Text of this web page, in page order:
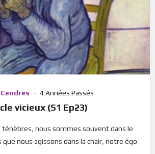
4 Années Passés
vicieux (S1 Ep23)
ténèbres, nous sommes souvent dans le
que nous agissons dans la chair, notre égo